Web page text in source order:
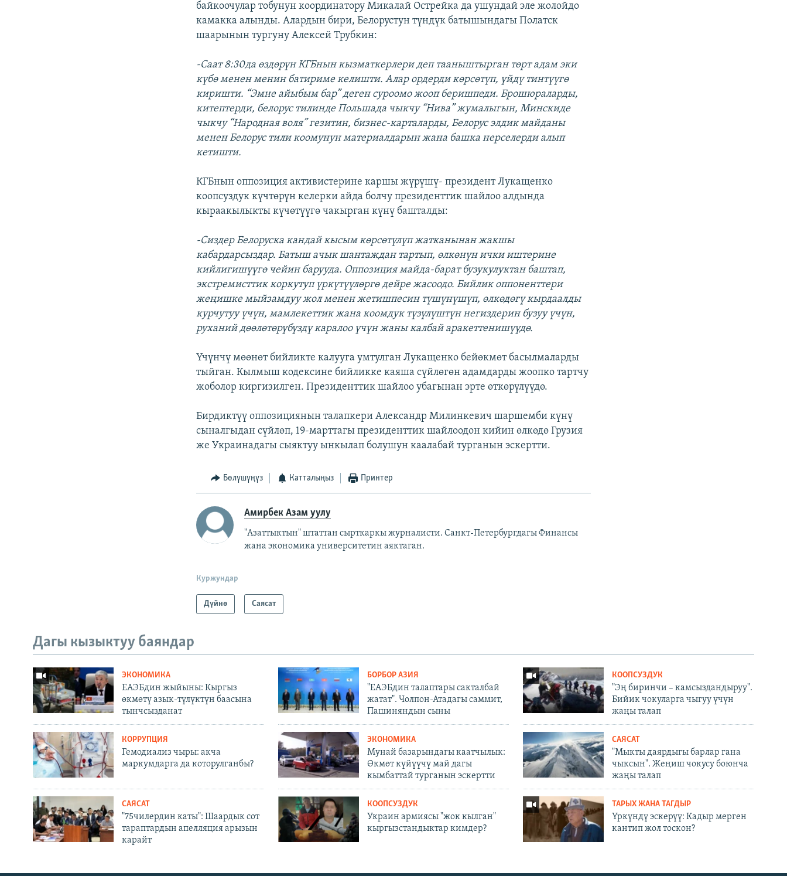
байкоочулар тобунун координатору Микалай Острейка да ушундай эле жолойдо
камакка алынды. Алардын бири, Белорустун түндүк батышындагы Полатск
шаарынын тургуну Алексей Трубкин:
-Саат 8:30да өздөрүн КГБнын кызматкерлери деп тааныштырган төрт адам эки
күбө менен менин батириме келишти. Алар ордерди көрсөтүп, үйдү тинтүүгө
киришти. “Эмне айыбым бар” деген суроомо жооп беришпеди. Брошюраларды,
китептерди, белорус тилинде Польшада чыкчу “Нива” жумалыгын, Минскиде
чыкчу “Народная воля” гезитин, бизнес-карталарды, Белорус элдик майданы
менен Белорус тили коомунун материалдарын жана башка нерселерди алып
кетишти.
КГБнын оппозиция активистерине каршы жүрүшү- президент Лукащенко
коопсуздук күчтөрүн келерки айда болчу президенттик шайлоо алдында
кыраакылыкты күчөтүүгө чакырган күнү башталды:
-Сиздер Белоруска кандай кысым көрсөтүлүп жатканынан жакшы
кабардарсыздар. Батыш ачык шантаждан тартып, өлкөнүн ички иштерине
кийлигишүүгө чейин барууда. Оппозиция майда-барат бузукулуктан баштап,
экстремисттик коркутуп үркүтүүлөргө дейре жасоодо. Бийлик оппоненттери
жеңишке мыйзамдуу жол менен жетишпесин түшүнүшүп, өлкөдөгү кырдаалды
курчутуу үчүн, мамлекеттик жана коомдук түзүлүштүн негиздерин бузуу үчүн,
руханий дөөлөтөрүбүздү каралоо үчүн жаны калбай аракеттенишүүдө.
Үчүнчү мөөнөт бийликте калууга умтулган Лукащенко бейөкмөт басылмаларды
тыйган. Кылмыш кодексине бийликке каяша сүйлөгөн адамдарды жоопко тартчу
жоболор киргизилген. Президенттик шайлоо убагынан эрте өткөрүлүүдө.
Бирдиктүү оппозициянын талапкери Александр Милинкевич шаршемби күнү
сыналгыдан сүйлөп, 19-марттагы президенттик шайлоодон кийин өлкөдө Грузия
же Украинадагы сыяктуу ынкылап болушун каалабай турганын эскертти.
Бөлүшүңүз Катталыңыз Принтер
Амирбек Азам уулу
"Азаттыктын" штаттан сырткаркы журналисти. Санкт-Петербургдагы Финансы
жана экономика университетин аяктаган.
Куржундар
Дүйнө Саясат
Дагы кызыктуу баяндар
ЭКОНОМИКА
ЕАЭБдин жыйыны: Кыргыз
өкмөтү азык-түлүктүн баасына
тынчсызданат
БОРБОР АЗИЯ
"ЕАЭБдин талаптары сакталбай
жатат". Чолпон-Атадагы саммит,
Пашиняндын сыны
КООПСУЗДУК
"Эң биринчи – камсыздандыруу".
Бийик чокуларга чыгуу үчүн
жаңы талап
КОРРУПЦИЯ
Гемодиализ чыры: акча
маркумдарга да которулганбы?
ЭКОНОМИКА
Мунай базарындагы каатчылык:
Өкмөт күйүүчү май дагы
кымбаттай турганын эскертти
САЯСАТ
"Мыкты даярдыгы барлар гана
чыксын". Жеңиш чокусу боюнча
жаңы талап
САЯСАТ
"75чилердин каты": Шаардык сот
тараптардын апелляция арызын
карайт
КООПСУЗДУК
Украин армиясы "жок кылган"
кыргызстандыктар кимдер?
ТАРЫХ ЖАНА ТАГДЫР
Үркүндү эскерүү: Кадыр мерген
кантип жол тоскон?